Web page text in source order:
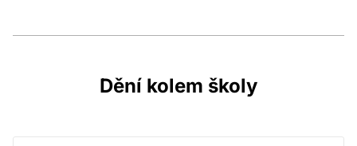
Dění kolem školy